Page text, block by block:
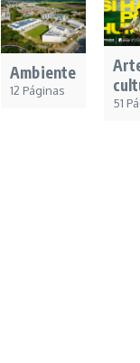
Ambiente
12 Páginas
51